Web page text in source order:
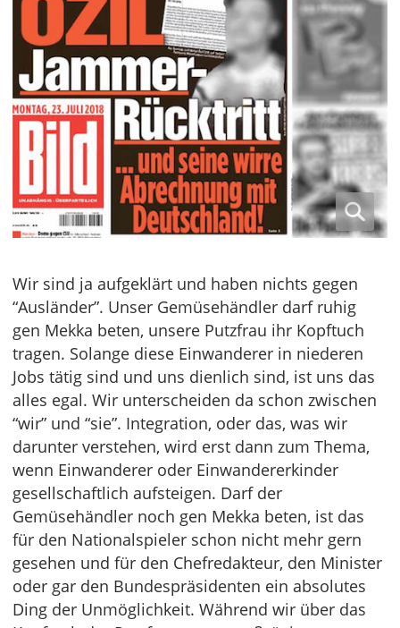
Wir sind ja aufgeklärt und haben nichts gegen
“Ausländer”. Unser Gemüsehändler darf ruhig
gen Mekka beten, unsere Putzfrau ihr Kopftuch
tragen. Solange diese Einwanderer in niederen
Jobs tätig sind und uns dienlich sind, ist uns das
alles egal. Wir unterscheiden da schon zwischen
“wir” und “sie”. Integration, oder das, was wir
darunter verstehen, wird erst dann zum Thema,
wenn Einwanderer oder Einwandererkinder
gesellschaftlich aufsteigen. Darf der
Gemüsehändler noch gen Mekka beten, ist das
für den Nationalspieler schon nicht mehr gern
gesehen und für den Chefredakteur, den Minister
oder gar den Bundespräsidenten ein absolutes
Ding der Unmöglichkeit. Während wir über das